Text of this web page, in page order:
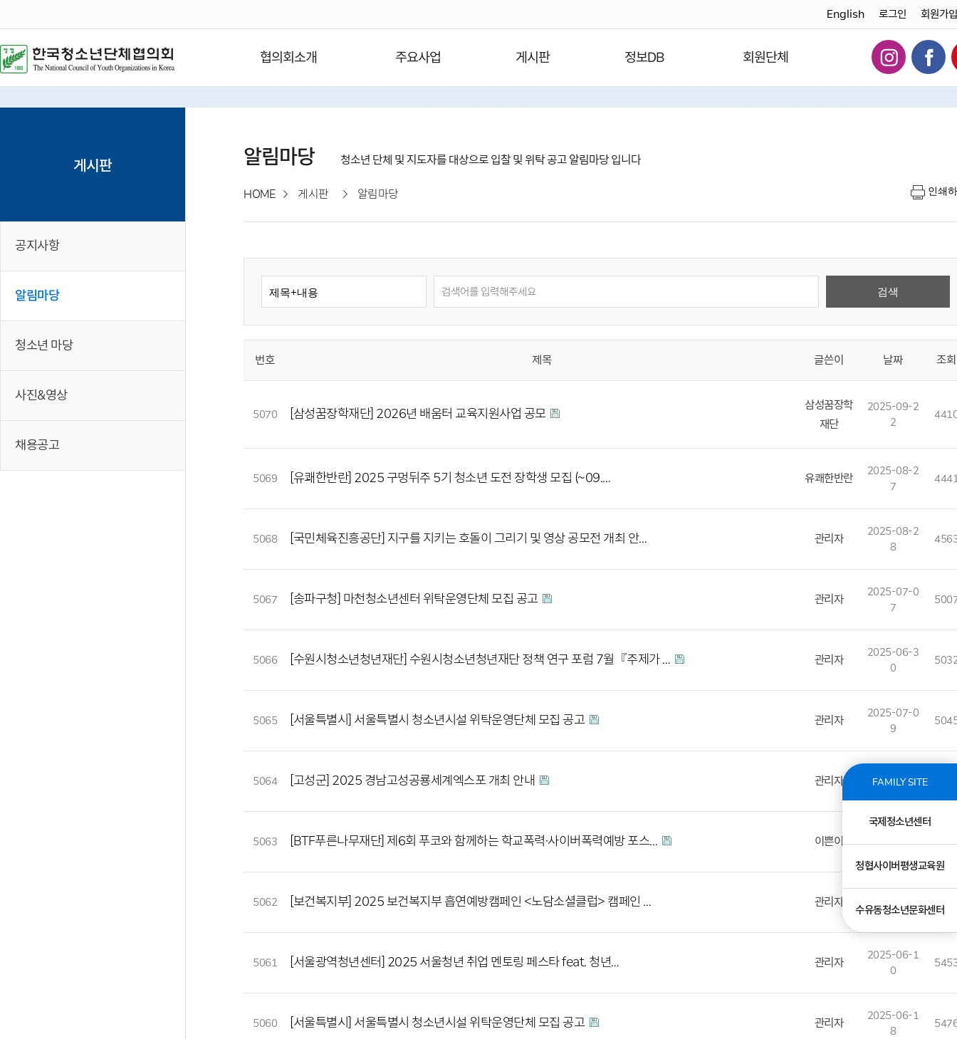
English 로그인 회원가입
협의회소개 주요사업 게시판 정보DB 회원단체
FAMILY SITE
국제청소년센터
청협사이버평생교육원
수유동청소년문화센터
게시판
공지사항
알림마당
청소년 마당
사진&영상
채용공고
알림마당 청소년 단체 및 지도자를 대상으로 입찰 및 위탁 공고 알림마당 입니다
HOME 게시판 알림마당 인쇄
번호 제목 글쓴이 날짜 조회
5070 [삼성꿈장학재단] 2026년 배움터 교육지원사업 공모
삼성꿈장학
재단
2025-09-2
2
5069 [유쾌한반란] 2025 구멍뒤주 5기 청소년 도전 장학생 모집 (~09.… 유쾌한반란
2025-08-2
7
5068 [국민체육진흥공단] 지구를 지키는 호돌이 그리기 및 영상 공모전 개최 안… 관리자
2025-08-2
8
5067 [송파구청] 마천청소년센터 위탁운영단체 모집 공고 관리자
2025-07-0
7
5066 [수원시청소년청년재단] 수원시청소년청년재단 정책 연구 포럼 7월『주제가 … 관리자
2025-06-3
0
5065 [서울특별시] 서울특별시 청소년시설 위탁운영단체 모집 공고 관리자
2025-07-0
9
5064 [고성군] 2025 경남고성공룡세계엑스포 개최 안내 관리자
0
5063 [BTF푸른나무재단] 제6회 푸코와 함께하는 학교폭력·사이버폭력예방 포스… 이쁜이
5062 [보건복지부] 2025 보건복지부 흡연예방캠페인 <노담소셜클럽> 캠페인 … 관리자
0
5061 [서울광역청년센터] 2025 서울청년 취업 멘토링 페스타 feat. 청년… 관리자
2025-06-1
0
5060 [서울특별시] 서울특별시 청소년시설 위탁운영단체 모집 공고 관리자
2025-06-1
8